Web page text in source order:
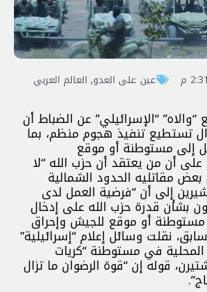
2:31 م عين على العدو, العالم العربي
“الإسرائيلي” عن الضباط أن
تستطيع تنفيذ هجوم منظم، بما
إلى مستوطنة أو موقع
أن من يعتقد أن حزب الله “لا
مقاتليه الحدود الشمالية
إلى أن “فرضية العمل لدى
بشأن قدرة حزب الله على إدخال
أو موقع للجيش وإحراق
نقلت وسائل إعلام “إسرائيلية”
في مستوطنة “كريات
قوله إن “قوة الرضوان ما تزال